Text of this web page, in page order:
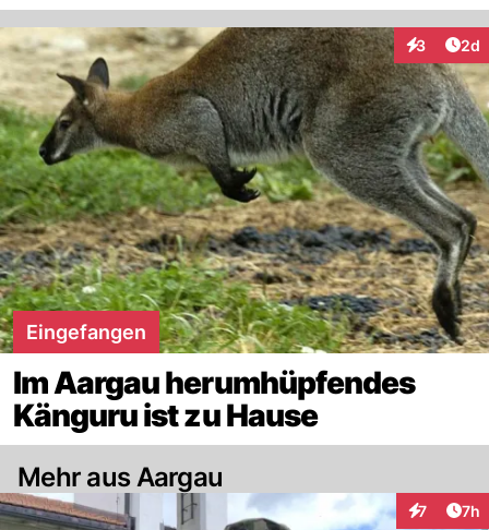
3 2d
Eingefangen
Im Aargau herumhüpfendes
Känguru ist zu Hause
Mehr aus Aargau
7 7h